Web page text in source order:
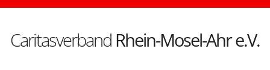
Caritasverband Rhein-Mosel-Ahr e.V.